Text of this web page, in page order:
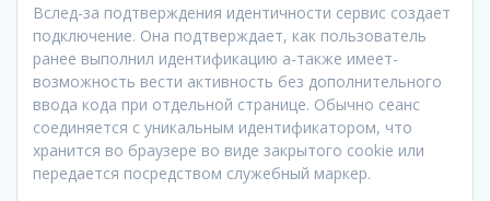
Вслед-за подтверждения идентичности сервис создает
подключение. Она подтверждает, как пользователь
ранее выполнил идентификацию а-также имеет-
возможность вести активность без дополнительного
ввода кода при отдельной странице. Обычно сеанс
соединяется с уникальным идентификатором, что
хранится во браузере во виде закрытого cookie или
передается посредством служебный маркер.